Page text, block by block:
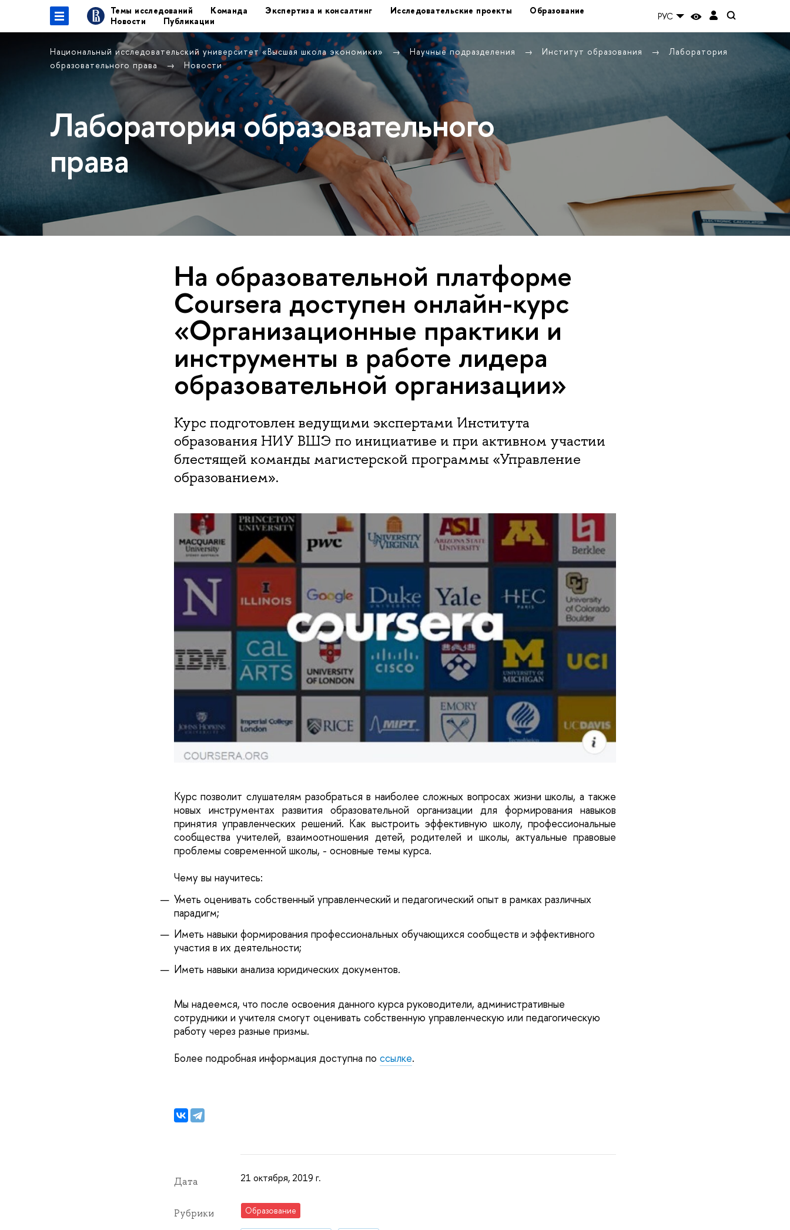
Темы исследований Команда Экспертиза и консалтинг Исследовательские проекты
Образование
Новости
Публикации РУС
Национальный исследовательский университет «Высшая школа экономики» Научные подразделения Институт образования
Лаборатория
образовательного права
Новости
Лаборатория образовательного
права
На образовательной платформе
Coursera доступен онлайн-курс
«Организационные практики и
инструменты в работе лидера
образовательной организации»
Курс подготовлен ведущими экспертами Института
образования НИУ ВШЭ по инициативе и при активном участии
блестящей команды магистерской программы «Управление
образованием».
Курс позволит слушателям разобраться в наиболее сложных вопросах жизни школы, а также
новых инструментах развития образовательной организации для формирования навыков
принятия управленческих решений. Как выстроить эффективную школу, профессиональные
сообщества учителей, взаимоотношения детей, родителей и школы, актуальные правовые
проблемы современной школы, - основные темы курса.
Чему вы научитесь:
Уметь оценивать собственный управленческий и педагогический опыт в рамках различных
парадигм;
Иметь навыки формирования профессиональных обучающихся сообществ и эффективного
участия в их деятельности;
Иметь навыки анализа юридических документов.
Мы надеемся, что после освоения данного курса руководители, административные
сотрудники и учителя смогут оценивать собственную управленческую или педагогическую
работу через разные призмы.
Более подробная информация доступна по ссылке.
Дата 21 октября, 2019 г.
Рубрики Образование